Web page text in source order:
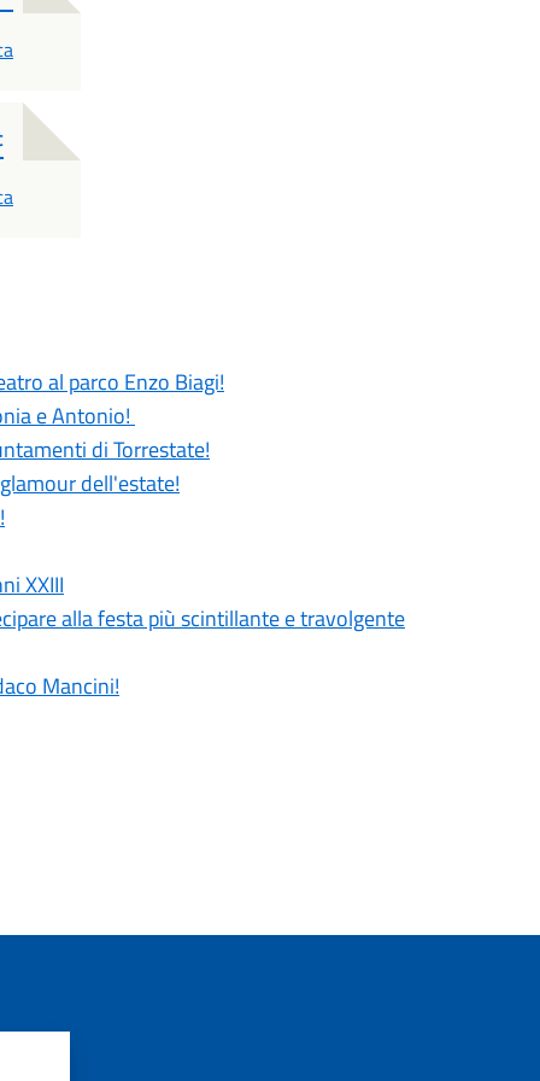
al parco Enzo Biagi!
e Antonio!
di Torrestate!
dell'estate!
XXIII
alla festa più scintillante e travolgente
Mancini!